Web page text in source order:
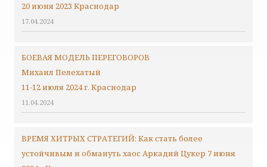
20 июня 2023 Краснодар
17.04.2024
БОЕВАЯ МОДЕЛЬ ПЕРЕГОВОРОВ
Михаил Пелехатый
11-12 июля 2024 г. Краснодар
11.04.2024
ВРЕМЯ ХИТРЫХ СТРАТЕГИЙ: Как стать более
устойчивым и обмануть хаос Аркадий Цукер 7 июня